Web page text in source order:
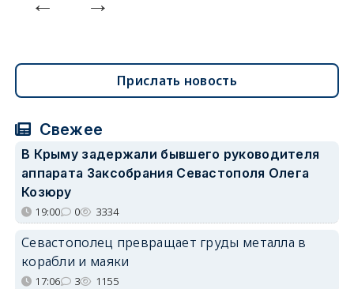
Прислать новость
Свежее
В Крыму задержали бывшего руководителя
аппарата Заксобрания Севастополя Олега
Козюру
19:00 0 3334
Севастополец превращает груды металла в
корабли и маяки
17:06 3 1155